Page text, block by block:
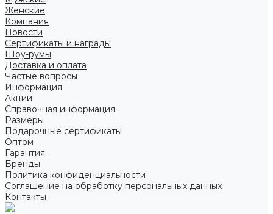
Женские
Компания
Новости
Сертификаты и награды
Шоу-румы
Доставка и оплата
Частые вопросы
Информация
Акции
Справочная информация
Размеры
Подарочные сертификаты
Оптом
Гарантия
Бренды
Политика конфиденциальности
Соглашение на обработку персональных данных
Контакты